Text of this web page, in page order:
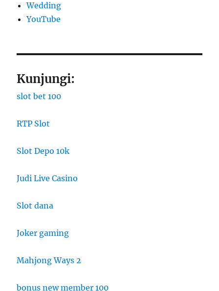
Wedding
YouTube
Kunjungi:
slot bet 100
RTP Slot
Slot Depo 10k
Judi Live Casino
Slot dana
Joker gaming
Mahjong Ways 2
bonus new member 100